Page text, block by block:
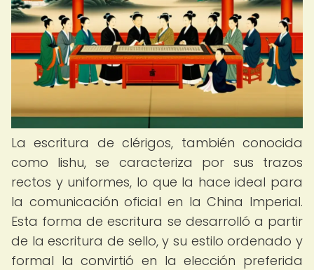
La escritura de clérigos, también conocida
como lishu, se caracteriza por sus trazos
rectos y uniformes, lo que la hace ideal para
la comunicación oficial en la China Imperial.
Esta forma de escritura se desarrolló a partir
de la escritura de sello, y su estilo ordenado y
formal la convirtió en la elección preferida